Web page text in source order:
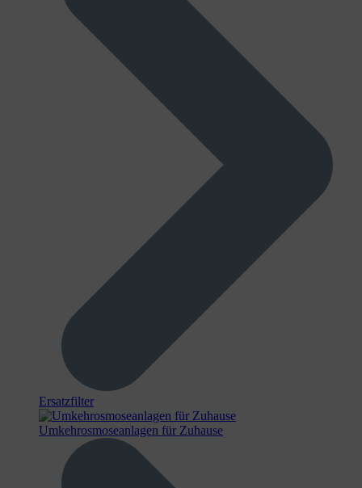
Ersatzfilter
Umkehrosmoseanlagen für Zuhause